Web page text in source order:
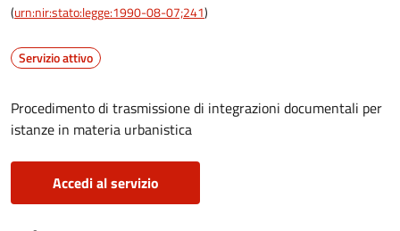
(urn:nir:stato:legge:1990-08-07;241)
Servizio attivo
Procedimento di trasmissione di integrazioni documentali per
istanze in materia urbanistica
Accedi al servizio